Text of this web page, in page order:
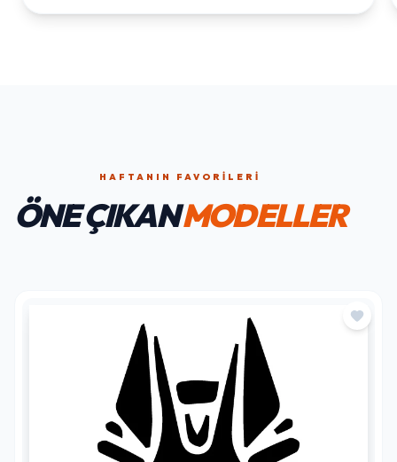
HAFTANIN FAVORILERI
ÖNE ÇIKANMODELLER